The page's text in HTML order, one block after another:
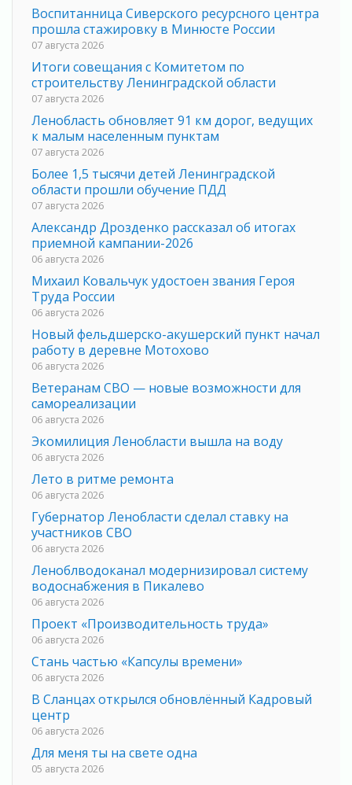
Воспитанница Сиверского ресурсного центра
прошла стажировку в Минюсте России
07 августа 2026
Итоги совещания с Комитетом по
строительству Ленинградской области
07 августа 2026
Ленобласть обновляет 91 км дорог, ведущих
к малым населенным пунктам
07 августа 2026
Более 1,5 тысячи детей Ленинградской
области прошли обучение ПДД
07 августа 2026
Александр Дрозденко рассказал об итогах
приемной кампании-2026
06 августа 2026
Михаил Ковальчук удостоен звания Героя
Труда России
06 августа 2026
Новый фельдшерско-акушерский пункт начал
работу в деревне Мотохово
06 августа 2026
Ветеранам СВО — новые возможности для
самореализации
06 августа 2026
Экомилиция Ленобласти вышла на воду
06 августа 2026
Лето в ритме ремонта
06 августа 2026
Губернатор Ленобласти сделал ставку на
участников СВО
06 августа 2026
Леноблводоканал модернизировал систему
водоснабжения в Пикалево
06 августа 2026
Проект «Производительность труда»
06 августа 2026
Стань частью «Капсулы времени»
06 августа 2026
В Сланцах открылся обновлённый Кадровый
центр
06 августа 2026
Для меня ты на свете одна
05 августа 2026